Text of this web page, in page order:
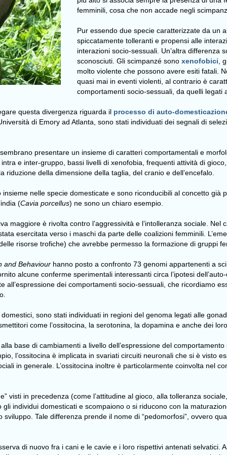
femminili, cosa che non accade negli
Pur essendo due specie caratterizzate da un
spiccatamente tolleranti e propensi alle
interazioni socio-sessuali. Un’altra differenza
sconosciuti. Gli scimpanzé sonoxenofobici ,
molto violente che possono avere esiti fatali.
quasi mai in eventi violenti, al contrario è
comportamenti socio-sessuali, da quelli legati
questa divergenza riguarda il processo di auto-
di Emory ad Atlanta, sono stati individuati dei segnali di
presentare un insieme di caratteri comportamentali e
e inter-gruppo, bassi livelli di xenofobia, frequenti attività di
della dimensione della taglia, del cranio e dell’encefalo.
nelle specie domesticate e sono riconducibili al concetto già
(Cavia porcellus) ne sono un chiaro esempio.
maggiore è rivolta contro l’aggressività e l’intolleranza sociale. Nel
esercitata verso i maschi da parte delle coalizioni femminili.
risorse trofiche) che avrebbe permesso la formazione di gruppi
and Behaviour hanno posto a confronto 73 genomi appartenenti a
alcune conferme sperimentali interessanti circa l’ipotesi
dei comportamenti socio-sessuali, che ricordiamo
sono stati individuati in regioni del genoma legati alle
come l’ossitocina, la serotonina, la dopamina e anche dei
base di cambiamenti a livello dell’espressione del
l’ossitocina è implicata in svariati circuiti neuronali che si è visto
in generale. L’ossitocina inoltre è particolarmente coinvolta nel
visti in precedenza (come l’attitudine al gioco, alla tolleranza
individui domesticati e scompaiono o si riducono con la
Tale differenza prende il nome di “pedomorfosi”, ovvero
di nuovo fra i cani e le cavie e i loro rispettivi antenati selvatici.